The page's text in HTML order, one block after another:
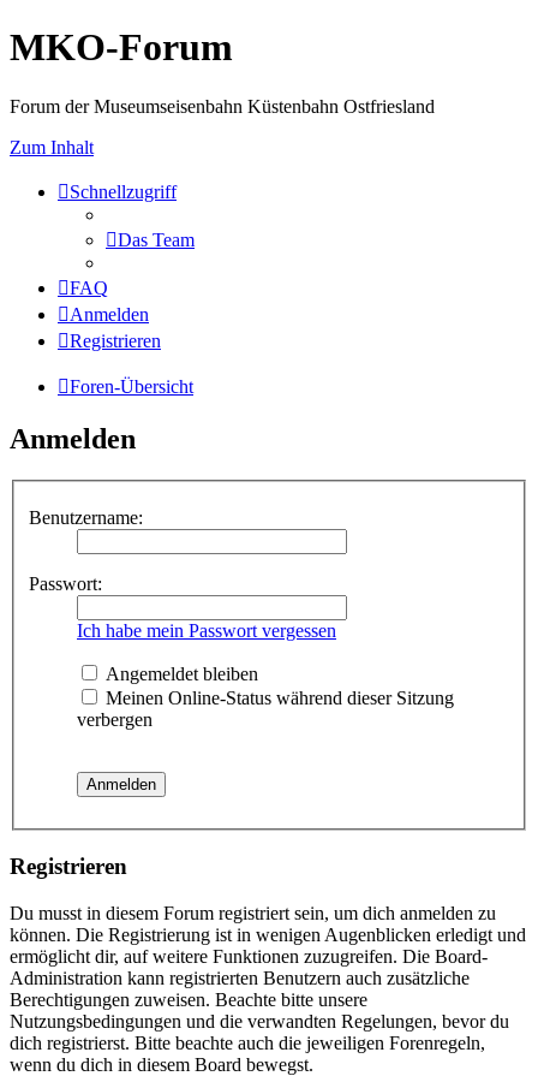
MKO-Forum
Forum der Museumseisenbahn Küstenbahn Ostfriesland
Zum Inhalt
Schnellzugriff
Das Team
FAQ
Anmelden
Registrieren
Foren-Übersicht
Anmelden
Benutzername:
Passwort:
Ich habe mein Passwort vergessen
Angemeldet bleiben
Meinen Online-Status während dieser Sitzung
verbergen
Registrieren
Du musst in diesem Forum registriert sein, um dich anmelden zu
können. Die Registrierung ist in wenigen Augenblicken erledigt und
ermöglicht dir, auf weitere Funktionen zuzugreifen. Die Board-
Administration kann registrierten Benutzern auch zusätzliche
Berechtigungen zuweisen. Beachte bitte unsere
Nutzungsbedingungen und die verwandten Regelungen, bevor du
dich registrierst. Bitte beachte auch die jeweiligen Forenregeln,
wenn du dich in diesem Board bewegst.